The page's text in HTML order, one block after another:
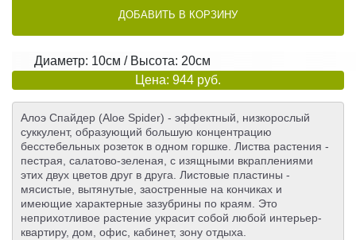
ДОБАВИТЬ В КОРЗИНУ
Диаметр: 10см / Высота: 20см
Цена: 944 руб.
Алоэ Спайдер (Aloe Spider) - эффектный, низкорослый
суккулент, образующий большую концентрацию
бесстебельных розеток в одном горшке. Листва растения -
пестрая, салатово-зеленая, с изящными вкраплениями
этих двух цветов друг в друга. Листовые пластины -
мясистые, вытянутые, заостренные на кончиках и
имеющие характерные зазубрины по краям. Это
неприхотливое растение украсит собой любой интерьер-
квартиру, дом, офис, кабинет, зону отдыха.